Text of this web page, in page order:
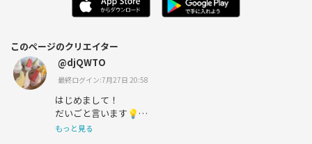
このページのクリエイター
@djQWTO
最終ログイン:7月27日 20:58
はじめまして！
だいごと言います💡
からだを動かしたり、飲みに行く事やご飯行くの大好きで
もっと見る